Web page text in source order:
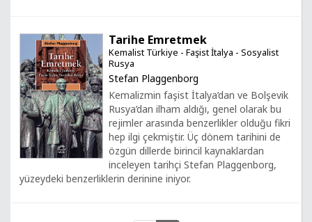
Tarihe Emretmek
Kemalist Türkiye - Faşist İtalya - Sosyalist
Rusya
Stefan Plaggenborg
Kemalizmin faşist İtalya’dan ve Bolşevik
Rusya’dan ilham aldığı, genel olarak bu
rejimler arasında benzerlikler olduğu fikri
hep ilgi çekmiştir. Üç dönem tarihini de
özgün dillerde birincil kaynaklardan
inceleyen tarihçi Stefan Plaggenborg,
yüzeydeki benzerliklerin derinine iniyor.